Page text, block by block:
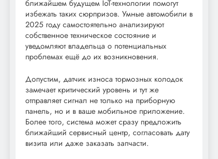
ближайшем будущем IoT-технологии помогут
избежать таких сюрпризов. Умные автомобили в
2025 году самостоятельно анализируют
собственное техническое состояние и
уведомляют владельца о потенциальных
проблемах ещё до их возникновения.
Допустим, датчик износа тормозных колодок
замечает критический уровень и тут же
отправляет сигнал не только на приборную
панель, но и в ваше мобильное приложение.
Более того, система может сразу предложить
ближайший сервисный центр, согласовать дату
визита или даже заказать запчасти.